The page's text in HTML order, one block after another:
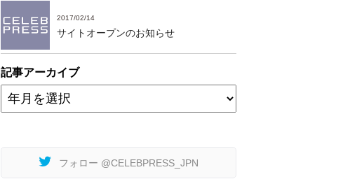
2017/02/14
サイトオープンのお知らせ
記事アーカイブ
フォロー @CELEBPRESS_JPN